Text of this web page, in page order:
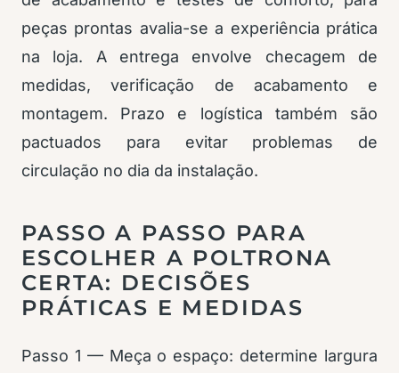
peças prontas avalia-se a experiência prática
na loja. A entrega envolve checagem de
medidas, verificação de acabamento e
montagem. Prazo e logística também são
pactuados para evitar problemas de
circulação no dia da instalação.
PASSO A PASSO PARA
ESCOLHER A POLTRONA
CERTA: DECISÕES
PRÁTICAS E MEDIDAS
Passo 1 — Meça o espaço: determine largura